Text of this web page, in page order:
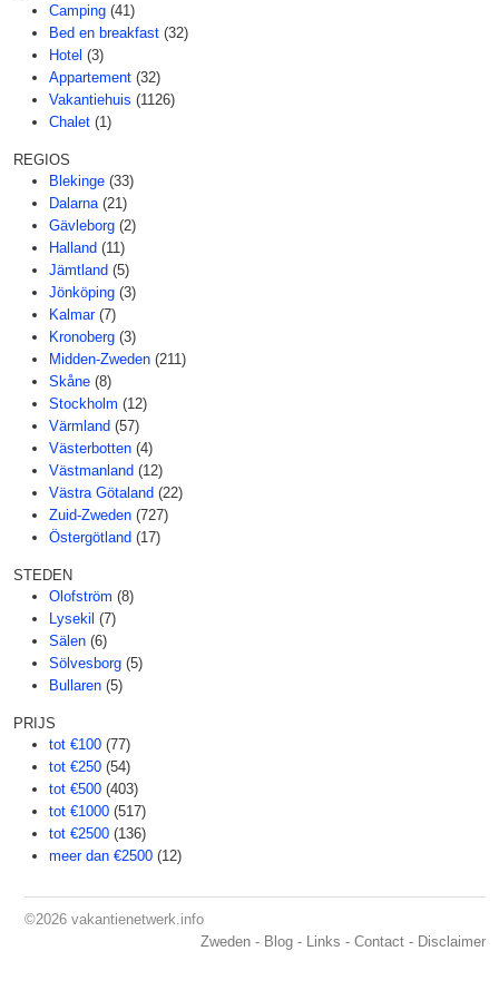
Camping (41)
Bed en breakfast (32)
Hotel (3)
Appartement (32)
Vakantiehuis (1126)
Chalet (1)
REGIOS
Blekinge (33)
Dalarna (21)
Gävleborg (2)
Halland (11)
Jämtland (5)
Jönköping (3)
Kalmar (7)
Kronoberg (3)
Midden-Zweden (211)
Skåne (8)
Stockholm (12)
Värmland (57)
Västerbotten (4)
Västmanland (12)
Västra Götaland (22)
Zuid-Zweden (727)
Östergötland (17)
STEDEN
Olofström (8)
Lysekil (7)
Sälen (6)
Sölvesborg (5)
Bullaren (5)
PRIJS
tot €100 (77)
tot €250 (54)
tot €500 (403)
tot €1000 (517)
tot €2500 (136)
meer dan €2500 (12)
©2026 vakantienetwerk.info
Zweden - Blog - Links - Contact - Disclaimer